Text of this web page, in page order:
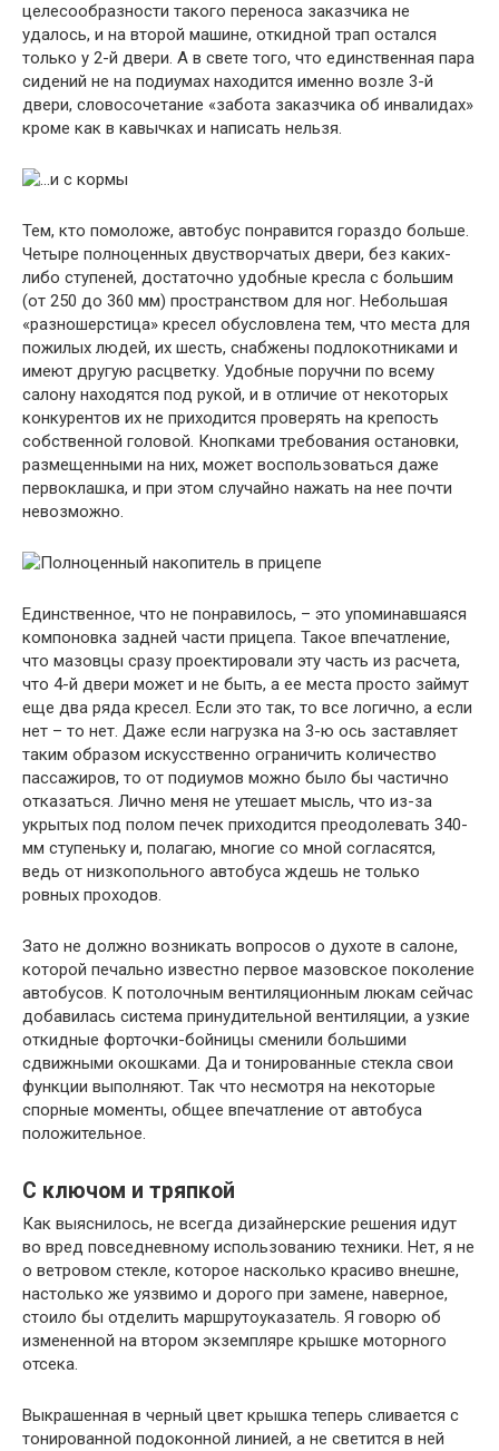
целесообразности такого переноса заказчика не
удалось, и на второй машине, откидной трап остался
только у 2-й двери. А в свете того, что единственная пара
сидений не на подиумах находится именно возле 3-й
двери, словосочетание «забота заказчика об инвалидах»
кроме как в кавычках и написать нельзя.
Тем, кто помоложе, автобус понравится гораздо больше.
Четыре полноценных двустворчатых двери, без каких-
либо ступеней, достаточно удобные кресла с большим
(от 250 до 360 мм) пространством для ног. Небольшая
«разношерстица» кресел обусловлена тем, что места для
пожилых людей, их шесть, снабжены подлокотниками и
имеют другую расцветку. Удобные поручни по всему
салону находятся под рукой, и в отличие от некоторых
конкурентов их не приходится проверять на крепость
собственной головой. Кнопками требования остановки,
размещенными на них, может воспользоваться даже
первоклашка, и при этом случайно нажать на нее почти
невозможно.
Единственное, что не понравилось, – это упоминавшаяся
компоновка задней части прицепа. Такое впечатление,
что мазовцы сразу проектировали эту часть из расчета,
что 4-й двери может и не быть, а ее места просто займут
еще два ряда кресел. Если это так, то все логично, а если
нет – то нет. Даже если нагрузка на 3-ю ось заставляет
таким образом искусственно ограничить количество
пассажиров, то от подиумов можно было бы частично
отказаться. Лично меня не утешает мысль, что из-за
укрытых под полом печек приходится преодолевать 340-
мм ступеньку и, полагаю, многие со мной согласятся,
ведь от низкопольного автобуса ждешь не только
ровных проходов.
Зато не должно возникать вопросов о духоте в салоне,
которой печально известно первое мазовское поколение
автобусов. К потолочным вентиляционным люкам сейчас
добавилась система принудительной вентиляции, а узкие
откидные форточки-бойницы сменили большими
сдвижными окошками. Да и тонированные стекла свои
функции выполняют. Так что несмотря на некоторые
спорные моменты, общее впечатление от автобуса
положительное.
С ключом и тряпкой
Как выяснилось, не всегда дизайнерские решения идут
во вред повседневному использованию техники. Нет, я не
о ветровом стекле, которое насколько красиво внешне,
настолько же уязвимо и дорого при замене, наверное,
стоило бы отделить маршрутоуказатель. Я говорю об
измененной на втором экземпляре крышке моторного
отсека.
Выкрашенная в черный цвет крышка теперь сливается с
тонированной подоконной линией, а не светится в ней